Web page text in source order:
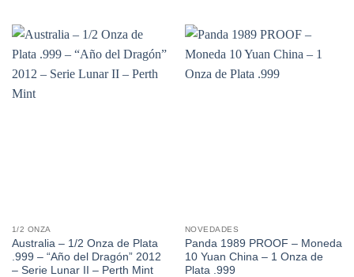
1/2 ONZA
Australia – 1/2 Onza de Plata
.999 – “Año del Dragón” 2012
– Serie Lunar II – Perth Mint
NOVEDADES
Panda 1989 PROOF – Moneda
10 Yuan China – 1 Onza de
Plata .999